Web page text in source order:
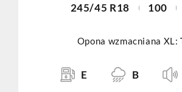
245/45 R18 100
Opona wzmacniana XL:
E B